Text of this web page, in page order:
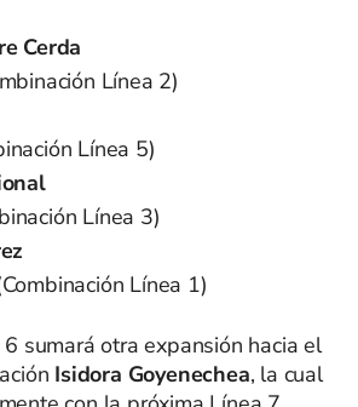
Cerda
Línea 2)
Línea 5)
Línea 3)
Línea 1)
sumará otra expansión hacia el
Isidora Goyenechea, la cual